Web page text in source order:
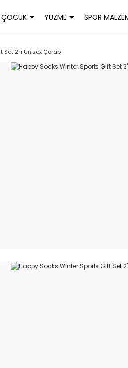
ÇOCUK YÜZME SPOR
Set 2'li Unisex Çorap